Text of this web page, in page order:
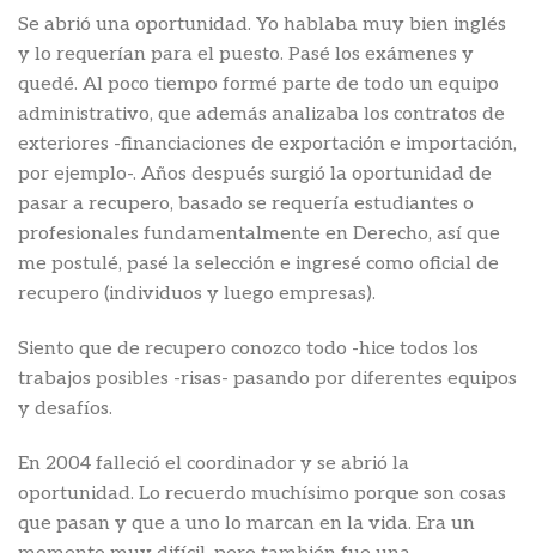
Se abrió una oportunidad. Yo hablaba muy bien inglés
y lo requerían para el puesto. Pasé los exámenes y
quedé. Al poco tiempo formé parte de todo un equipo
administrativo, que además analizaba los contratos de
exteriores -financiaciones de exportación e importación,
por ejemplo-. Años después surgió la oportunidad de
pasar a recupero, basado se requería estudiantes o
profesionales fundamentalmente en Derecho, así que
me postulé, pasé la selección e ingresé como oficial de
recupero (individuos y luego empresas).
Siento que de recupero conozco todo -hice todos los
trabajos posibles -risas- pasando por diferentes equipos
y desafíos.
En 2004 falleció el coordinador y se abrió la
oportunidad. Lo recuerdo muchísimo porque son cosas
que pasan y que a uno lo marcan en la vida. Era un